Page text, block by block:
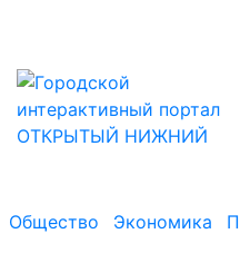
Общество Экономика